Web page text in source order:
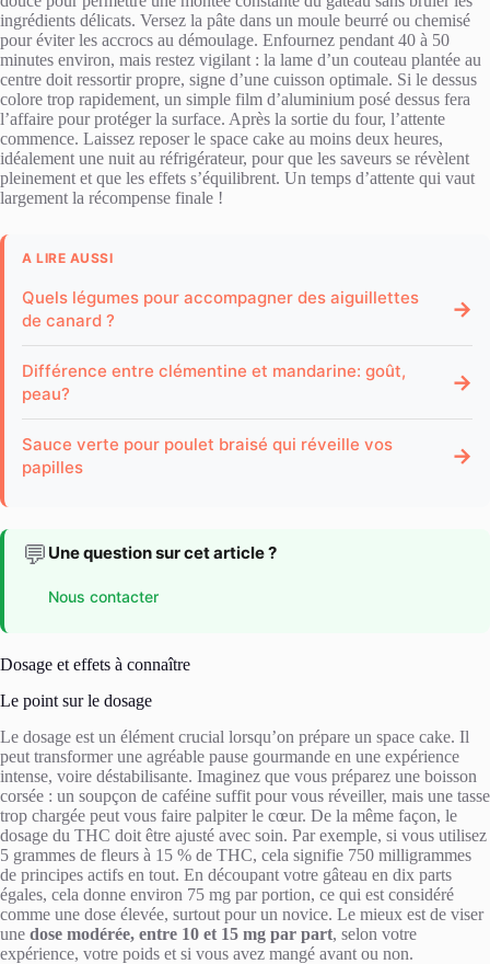
ingrédients délicats. Versez la pâte dans un moule beurré ou chemisé
pour éviter les accrocs au démoulage. Enfournez pendant 40 à 50
minutes environ, mais restez vigilant : la lame d’un couteau plantée au
centre doit ressortir propre, signe d’une cuisson optimale. Si le dessus
colore trop rapidement, un simple film d’aluminium posé dessus fera
l’affaire pour protéger la surface. Après la sortie du four, l’attente
commence. Laissez reposer le space cake au moins deux heures,
idéalement une nuit au réfrigérateur, pour que les saveurs se révèlent
pleinement et que les effets s’équilibrent. Un temps d’attente qui vaut
largement la récompense finale !
A LIRE AUSSI
Quels légumes pour accompagner des aiguillettes
de canard ?
→
Différence entre clémentine et mandarine: goût,
peau?
→
Sauce verte pour poulet braisé qui réveille vos
papilles
→
💬 Une question sur cet article ?
Nous contacter
Dosage et effets à connaître
Le point sur le dosage
Le dosage est un élément crucial lorsqu’on prépare un space cake. Il
peut transformer une agréable pause gourmande en une expérience
intense, voire déstabilisante. Imaginez que vous préparez une boisson
corsée : un soupçon de caféine suffit pour vous réveiller, mais une tasse
trop chargée peut vous faire palpiter le cœur. De la même façon, le
dosage du THC doit être ajusté avec soin. Par exemple, si vous utilisez
5 grammes de fleurs à 15 % de THC, cela signifie 750 milligrammes
de principes actifs en tout. En découpant votre gâteau en dix parts
égales, cela donne environ 75 mg par portion, ce qui est considéré
comme une dose élevée, surtout pour un novice. Le mieux est de viser
une dose modérée, entre 10 et 15 mg par part, selon votre
expérience, votre poids et si vous avez mangé avant ou non.